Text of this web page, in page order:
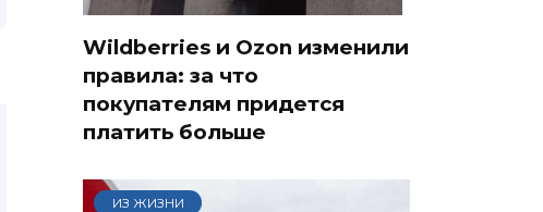
Wildberries и Ozon изменили
правила: за что
покупателям придется
платить больше
ИЗ ЖИЗНИ